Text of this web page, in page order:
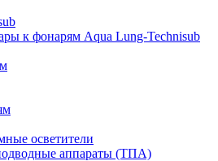
к фонарям Aqua Lung-Technisub
осветители
аппараты (ТПА)